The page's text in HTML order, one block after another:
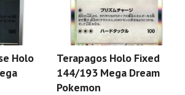
Holo
Terapagos Holo Fixed
144/193 Mega Dream
Pokemon